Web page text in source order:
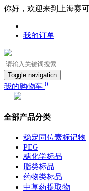
你好，欢迎来到上海赛
我的订单
Toggle navigation
我的购物车 0
全部产品分类
稳定同位素标记物
PEG
糖化学标品
脂类标品
药物类标品
中草药提取物